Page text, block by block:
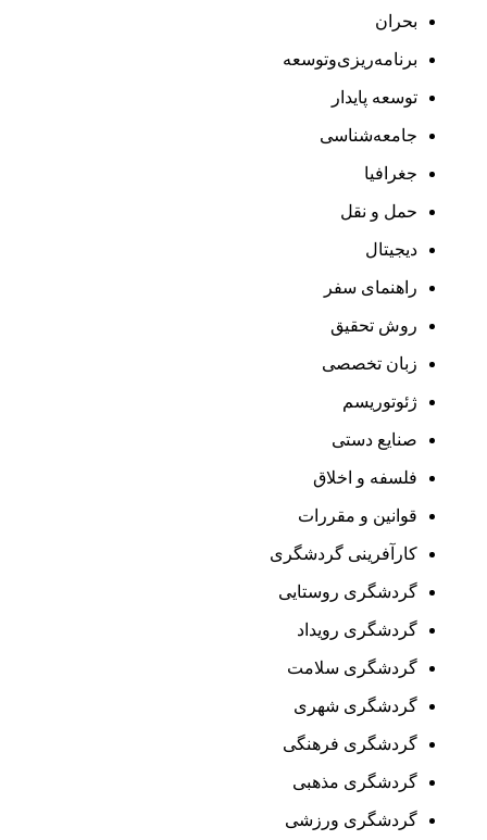
بحران
برنامه‌ریزی‌وتوسعه
توسعه پایدار
جامعه‌شناسی
جغرافیا
حمل و نقل
دیجیتال
راهنمای سفر
روش تحقیق
زبان تخصصی
ژئوتوریسم
صنایع دستی
فلسفه و اخلاق
قوانین و مقررات
کارآفرینی گردشگری
گردشگری روستایی
گردشگری رویداد
گردشگری سلامت
گردشگری شهری
گردشگری فرهنگی
گردشگری مذهبی
گردشگری ورزشی